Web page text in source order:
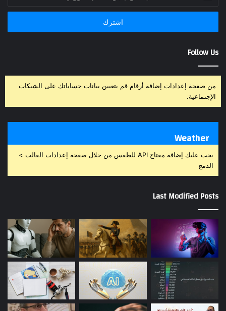
بريدك
Follow Us
من صفحة إعدادات إضافة أرقام قم بتعيين بيانات حساباتك على الشبكات
الإجتماعية.
Weather
يجب عليك إضافة مفتاح API للطقس من خلال صفحة إعدادات القالب >
الدمج
Last Modified Posts